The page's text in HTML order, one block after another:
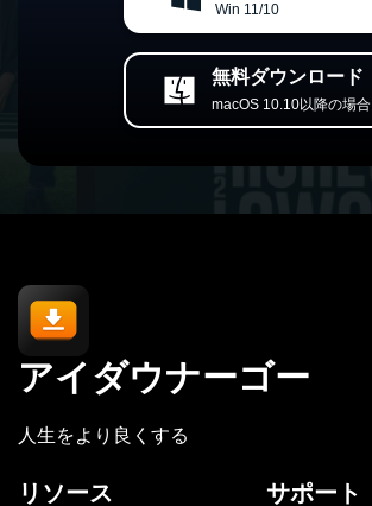
Win 11/10
無料ダウンロード
macOS 10.10以降の場合
アイダウナーゴー
人生をより良くする
リソース サポート